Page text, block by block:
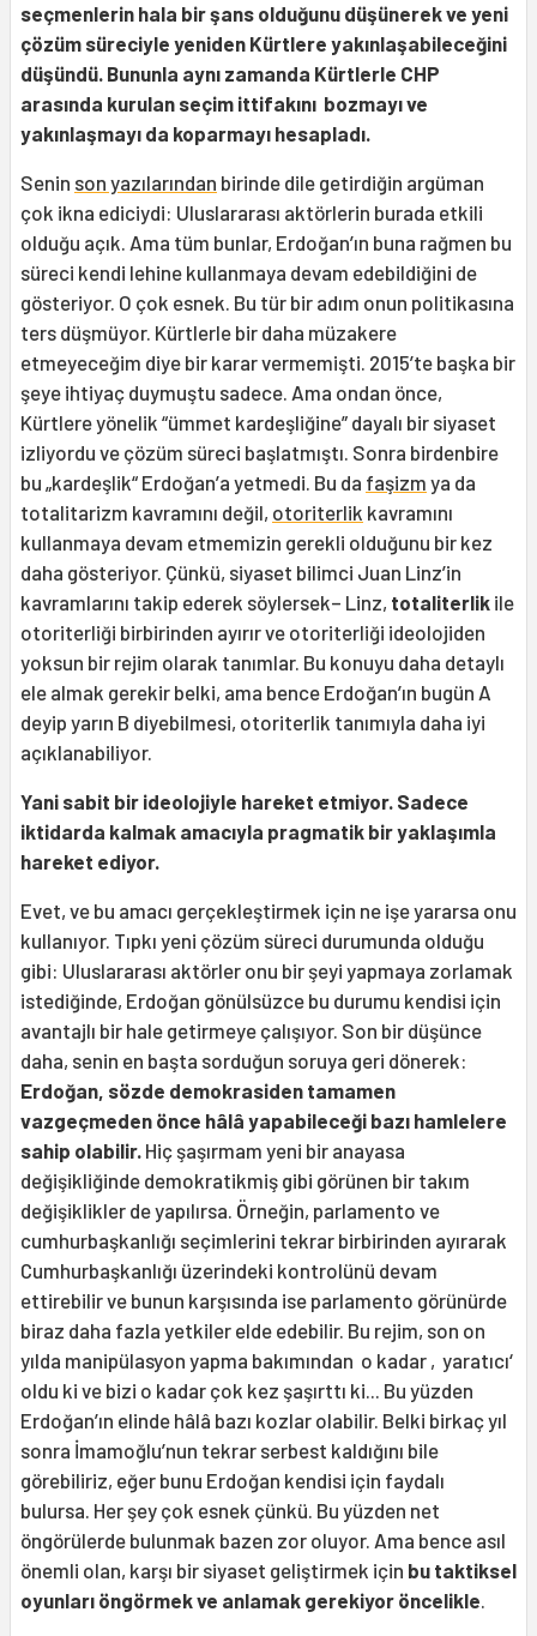
seçmenlerin hala bir şans olduğunu düşünerek ve yeni
çözüm süreciyle yeniden Kürtlere yakınlaşabileceğini
düşündü. Bununla aynı zamanda Kürtlerle CHP
arasında kurulan seçim ittifakını bozmayı ve
yakınlaşmayı da koparmayı hesapladı.
Senin son yazılarından birinde dile getirdiğin argüman
çok ikna ediciydi: Uluslararası aktörlerin burada etkili
olduğu açık. Ama tüm bunlar, Erdoğan’ın buna rağmen bu
süreci kendi lehine kullanmaya devam edebildiğini de
gösteriyor. O çok esnek. Bu tür bir adım onun politikasına
ters düşmüyor. Kürtlerle bir daha müzakere
etmeyeceğim diye bir karar vermemişti. 2015’te başka bir
şeye ihtiyaç duymuştu sadece. Ama ondan önce,
Kürtlere yönelik “ümmet kardeşliğine” dayalı bir siyaset
izliyordu ve çözüm süreci başlatmıştı. Sonra birdenbire
bu „kardeşlik“ Erdoğan’a yetmedi. Bu da faşizm ya da
totalitarizm kavramını değil, otoriterlik kavramını
kullanmaya devam etmemizin gerekli olduğunu bir kez
daha gösteriyor. Çünkü, siyaset bilimci Juan Linz’in
kavramlarını takip ederek söylersek– Linz, totaliterlik ile
otoriterliği birbirinden ayırır ve otoriterliği ideolojiden
yoksun bir rejim olarak tanımlar. Bu konuyu daha detaylı
ele almak gerekir belki, ama bence Erdoğan’ın bugün A
deyip yarın B diyebilmesi, otoriterlik tanımıyla daha iyi
açıklanabiliyor.
Yani sabit bir ideolojiyle hareket etmiyor. Sadece
iktidarda kalmak amacıyla pragmatik bir yaklaşımla
hareket ediyor.
Evet, ve bu amacı gerçekleştirmek için ne işe yararsa onu
kullanıyor. Tıpkı yeni çözüm süreci durumunda olduğu
gibi: Uluslararası aktörler onu bir şeyi yapmaya zorlamak
istediğinde, Erdoğan gönülsüzce bu durumu kendisi için
avantajlı bir hale getirmeye çalışıyor. Son bir düşünce
daha, senin en başta sorduğun soruya geri dönerek:
Erdoğan, sözde demokrasiden tamamen
vazgeçmeden önce hâlâ yapabileceği bazı hamlelere
sahip olabilir. Hiç şaşırmam yeni bir anayasa
değişikliğinde demokratikmiş gibi görünen bir takım
değişiklikler de yapılırsa. Örneğin, parlamento ve
cumhurbaşkanlığı seçimlerini tekrar birbirinden ayırarak
Cumhurbaşkanlığı üzerindeki kontrolünü devam
ettirebilir ve bunun karşısında ise parlamento görünürde
biraz daha fazla yetkiler elde edebilir. Bu rejim, son on
yılda manipülasyon yapma bakımından o kadar ‚yaratıcı‘
oldu ki ve bizi o kadar çok kez şaşırttı ki... Bu yüzden
Erdoğan’ın elinde hâlâ bazı kozlar olabilir. Belki birkaç yıl
sonra İmamoğlu’nun tekrar serbest kaldığını bile
görebiliriz, eğer bunu Erdoğan kendisi için faydalı
bulursa. Her şey çok esnek çünkü. Bu yüzden net
öngörülerde bulunmak bazen zor oluyor. Ama bence asıl
önemli olan, karşı bir siyaset geliştirmek için bu taktiksel
oyunları öngörmek ve anlamak gerekiyor öncelikle.